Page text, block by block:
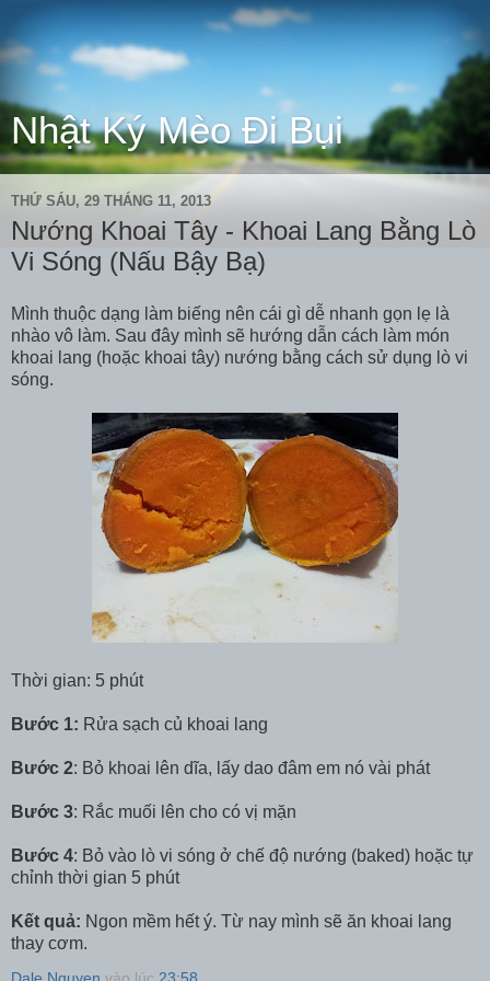
Nhật Ký Mèo Đi Bụi
THỨ SÁU, 29 THÁNG 11, 2013
Nướng Khoai Tây - Khoai Lang Bằng Lò
Vi Sóng (Nấu Bậy Bạ)
Mình thuộc dạng làm biếng nên cái gì dễ nhanh gọn lẹ là
nhào vô làm. Sau đây mình sẽ hướng dẫn cách làm món
khoai lang (hoặc khoai tây) nướng bằng cách sử dụng lò vi
sóng.
Thời gian: 5 phút
Bước 1: Rửa sạch củ khoai lang
Bước 2: Bỏ khoai lên dĩa, lấy dao đâm em nó vài phát
Bước 3: Rắc muối lên cho có vị mặn
Bước 4: Bỏ vào lò vi sóng ở chế độ nướng (baked) hoặc tự
chỉnh thời gian 5 phút
Kết quả: Ngon mềm hết ý. Từ nay mình sẽ ăn khoai lang
thay cơm.
Dale Nguyen vào lúc 23:58